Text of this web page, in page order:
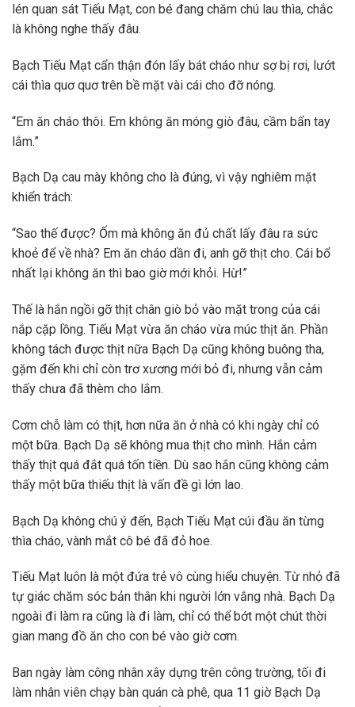
lén quan sát Tiếu Mạt, con bé đang chăm chú lau thìa, chắc
là không nghe thấy đâu.
Bạch Tiếu Mạt cẩn thận đón lấy bát cháo như sợ bị rơi, lướt
cái thìa quơ quơ trên bề mặt vài cái cho đỡ nóng.
“Em ăn cháo thôi. Em không ăn móng giò đâu, cầm bẩn tay
lắm.”
Bạch Dạ cau mày không cho là đúng, vì vậy nghiêm mặt
khiển trách:
“Sao thế được? Ốm mà không ăn đủ chất lấy đâu ra sức
khoẻ để về nhà? Em ăn cháo dần đi, anh gỡ thịt cho. Cái bổ
nhất lại không ăn thì bao giờ mới khỏi. Hừ!”
Thế là hắn ngồi gỡ thịt chân giò bỏ vào mặt trong của cái
nắp cặp lồng. Tiếu Mạt vừa ăn cháo vừa múc thịt ăn. Phần
không tách được thịt nữa Bạch Dạ cũng không buông tha,
gặm đến khi chỉ còn trơ xương mới bỏ đi, nhưng vẫn cảm
thấy chưa đã thèm cho lắm.
Cơm chỗ làm có thịt, hơn nữa ăn ở nhà có khi ngày chỉ có
một bữa. Bạch Dạ sẽ không mua thịt cho mình. Hắn cảm
thấy thịt quá đắt quá tốn tiền. Dù sao hắn cũng không cảm
thấy một bữa thiếu thịt là vấn đề gì lớn lao.
Bạch Dạ không chú ý đến, Bạch Tiếu Mạt cúi đầu ăn từng
thìa cháo, vành mắt cô bé đã đỏ hoe.
Tiếu Mạt luôn là một đứa trẻ vô cùng hiểu chuyện. Từ nhỏ đã
tự giác chăm sóc bản thân khi người lớn vắng nhà. Bạch Dạ
ngoài đi làm ra cũng là đi làm, chỉ có thể bớt một chút thời
gian mang đồ ăn cho con bé vào giờ cơm.
Ban ngày làm công nhân xây dựng trên công trường, tối đi
làm nhân viên chạy bàn quán cà phê, qua 11 giờ Bạch Dạ